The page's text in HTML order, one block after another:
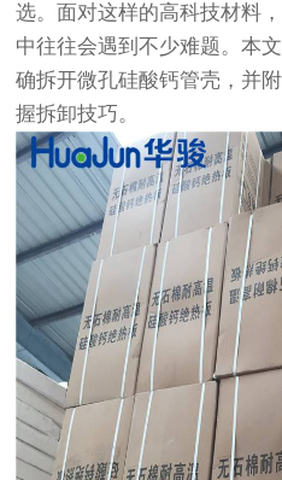
选。面对这样的高科技材料
中往往会遇到不少难题。本
确拆开微孔硅酸钙管壳，并
握拆卸技巧。